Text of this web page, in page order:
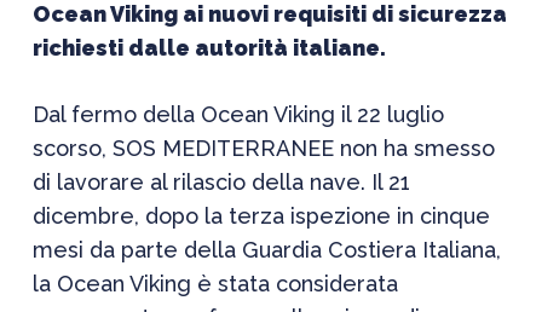
Ocean Viking ai nuovi requisiti di sicurezza
richiesti dalle autorità italiane.
Dal fermo della Ocean Viking il 22 luglio
scorso, SOS MEDITERRANEE non ha smesso
di lavorare al rilascio della nave. Il 21
dicembre, dopo la terza ispezione in cinque
mesi da parte della Guardia Costiera Italiana,
la Ocean Viking è stata considerata